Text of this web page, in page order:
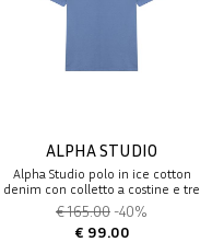
ALPHA STUDIO
Alpha Studio polo in ice cotton
denim con colletto a costine e tre
bottoni
€ 165.00 -40%
€ 99.00